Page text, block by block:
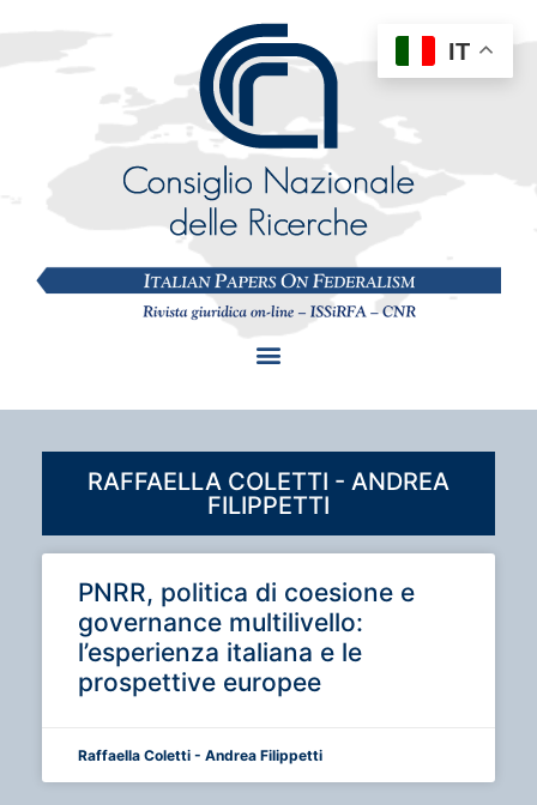
RAFFAELLA COLETTI - ANDREA
FILIPPETTI
PNRR, politica di coesione e
governance multilivello:
l’esperienza italiana e le
prospettive europee
Raffaella Coletti - Andrea Filippetti
IT